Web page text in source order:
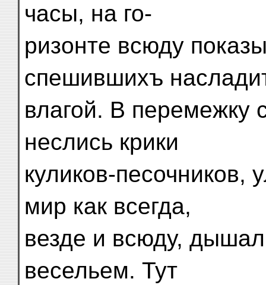
часы, на го-
ризонте всюду
спешившихъ
влагой. В перемежку
неслись крики
куликов-песочников,
мир как всегда,
везде и всюду,
весельем. Тут